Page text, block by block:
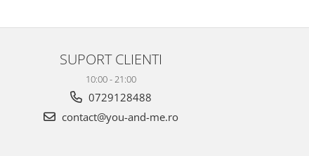
SUPORT CLIENTI
10:00 - 21:00
0729128488
contact@you-and-me.ro